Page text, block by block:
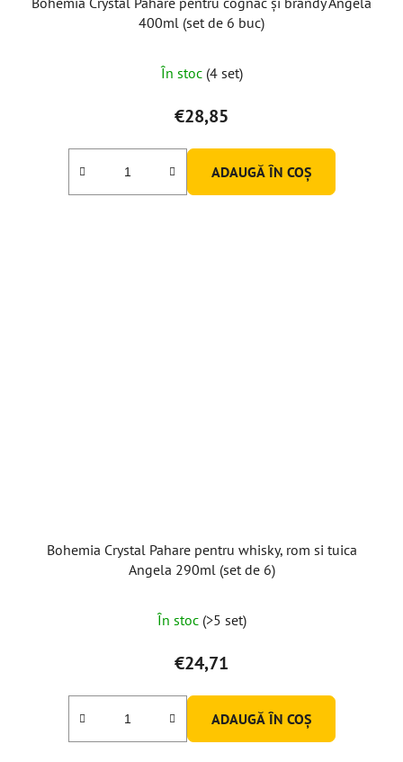
400ml (set de 6 buc)
În stoc (4 set)
€28,85
ADAUGĂ ÎN COŞ
Bohemia Crystal Pahare pentru whisky, rom si tuica
Angela 290ml (set de 6)
În stoc (>5 set)
€24,71
ADAUGĂ ÎN COŞ